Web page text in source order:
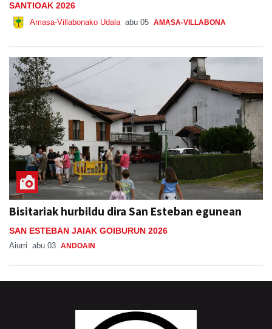
SANTIOAK 2026
Amasa-Villabonako Udala abu 05 AMASA-VILLABONA
Bisitariak hurbildu dira San Esteban egunean
SAN ESTEBAN JAIAK GOIBURUN 2026
Aiurri abu 03 ANDOAIN